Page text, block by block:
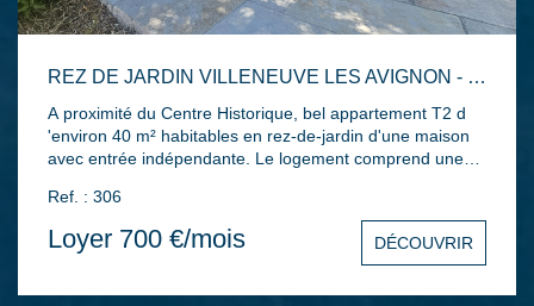
REZ DE JARDIN VILLENEUVE LES AVIGNON - 2 PIÈCE(S) - 40M2
A proximité du Centre Historique, bel appartement T2 d
'environ 40 m² habitables en rez-de-jardin d'une maison
avec entrée indépendante. Le logement comprend une
grande chambre avec salle d'eau attenante. Terrasse
dallée de 37m² sans aucun vis-à-vis et emplacement
parking privatif. Eau comprise dans les charges.
Ref. : 306
Loyer 700 €/mois DÉCOUVRIR